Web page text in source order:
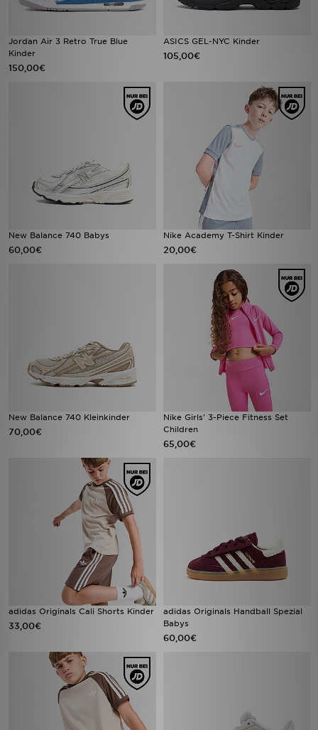
Jordan Air 3 Retro True Blue
Kinder
150,00€
ASICS GEL-NYC Kinder
105,00€
New Balance 740 Babys
60,00€
Nike Academy T-Shirt Kinder
20,00€
New Balance 740 Kleinkinder
70,00€
Nike Girls' 3-Piece Fitness Set
Children
65,00€
adidas Originals Cali Shorts Kinder
33,00€
adidas Originals Handball Spezial
Babys
60,00€